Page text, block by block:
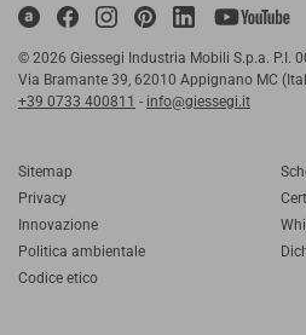
© 2026 Giessegi Industria Mobili S.p.a. P.I.
Via Bramante 39, 62010 Appignano MC
+39 0733 400811 - info@giessegi.it
Sitemap
Privacy
Innovazione
Politica ambientale
Codice etico